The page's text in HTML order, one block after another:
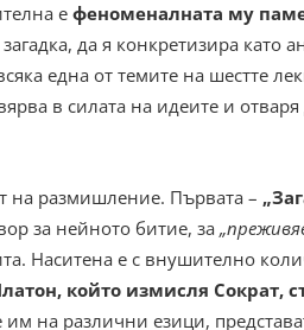
е феноменалната му
да я конкретизира като
една от темите на шестте
в силата на идеите и
на размишление. Първата –
за нейното битие, за
Наситена е с внушително
който измисля Сократ,
им на различни езици,